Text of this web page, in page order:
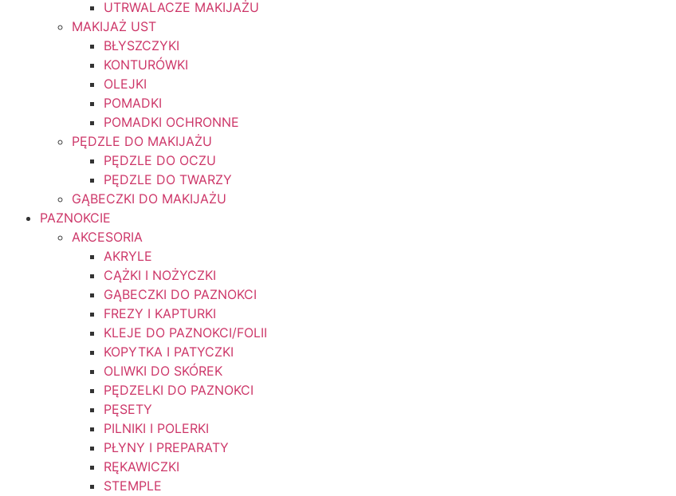
UTRWALACZE MAKIJAŻU
MAKIJAŻ UST
BŁYSZCZYKI
KONTURÓWKI
OLEJKI
POMADKI
POMADKI OCHRONNE
PĘDZLE DO MAKIJAŻU
PĘDZLE DO OCZU
PĘDZLE DO TWARZY
GĄBECZKI DO MAKIJAŻU
PAZNOKCIE
AKCESORIA
AKRYLE
CĄŻKI I NOŻYCZKI
GĄBECZKI DO PAZNOKCI
FREZY I KAPTURKI
KLEJE DO PAZNOKCI/FOLII
KOPYTKA I PATYCZKI
OLIWKI DO SKÓREK
PĘDZELKI DO PAZNOKCI
PĘSETY
PILNIKI I POLERKI
PŁYNY I PREPARATY
RĘKAWICZKI
STEMPLE